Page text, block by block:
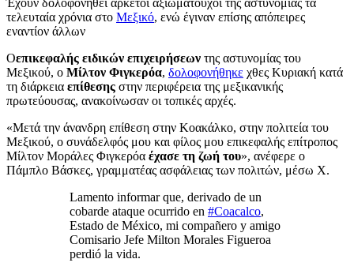
τελευταία χρόνια στο Μεξικό, ενώ έγιναν επίσης απόπειρες
εναντίον άλλων
Οεπικεφαλής ειδικών επιχειρήσεων της αστυνομίας του
Μεξικού, ο Μίλτον Φιγκερόα, δολοφονήθηκε χθες Κυριακή κατά
τη διάρκεια επίθεσης στην περιφέρεια της μεξικανικής
πρωτεύουσας, ανακοίνωσαν οι τοπικές αρχές.
«Μετά την άνανδρη επίθεση στην Κοακάλκο, στην πολιτεία του
Μεξικού, ο συνάδελφός μου και φίλος μου επικεφαλής επίτροπος
Μίλτον Μοράλες Φιγκερόα έχασε τη ζωή του», ανέφερε ο
Πάμπλο Βάσκες, γραμματέας ασφάλειας των πολιτών, μέσω X.
Lamento informar que, derivado de un
cobarde ataque ocurrido en #Coacalco,
Estado de México, mi compañero y amigo
Comisario Jefe Milton Morales Figueroa
perdió la vida.